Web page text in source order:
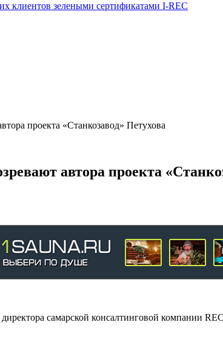
клиентов зелеными сертификатами I-REC
проекта «Станкозавод» Петухова
автора проекта
самарской консалтинговой компании